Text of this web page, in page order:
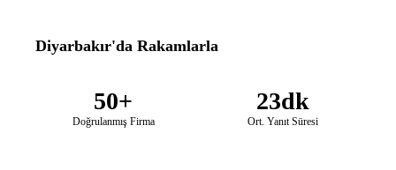
Diyarbakır'da Rakamlarla
50+
Doğrulanmış Firma
23dk
Ort. Yanıt Süresi